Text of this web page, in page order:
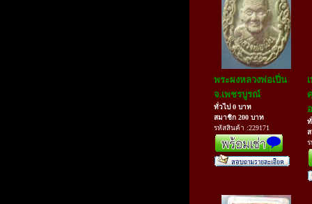
พระผงหลวงพ่อเปิ่น
จ.เพชรบูรณ์
ทั่วไป 0 บาท
สมาชิก 200 บาท
รหัสสินค้า :229171